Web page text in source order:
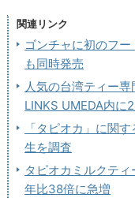
関連リンク
ゴンチャに初のフ
も同時発売
人気の台湾ティー専
LINKS UMEDA内に
「タピオカ」に関
生を調査
タピオカミルクテ
年比38倍に急増